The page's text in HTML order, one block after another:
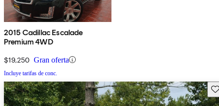
2015 Cadillac Escalade
Premium 4WD
$19,250 Gran oferta
Incluye tarifas de conc.